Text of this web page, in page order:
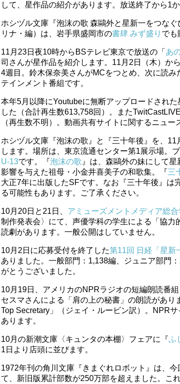
して、星作品の紹介があります。放送終了から1
ホシヅル文庫『泡沫の歌 森鷗外と星新一をつな
リナ・編）は、岩手県盛岡市の書肆 みず盛り でも
11月23日夜10時からBSテレビ東京で放送の「 あ
司さんが星作品を紹介します。11月2日（木）か
4週目。鈴木保奈美さんがMCをつとめ、次に読
テインメント番組です。
本年5月以降にYoutubeに無断アップロードされ
した（合計再生数613,758回）。また
（再生数不明）。動画共有サイトに関するニュー
ホシヅル文庫『泡沫の歌』と『三十年後』を、
します。場所は、東京流通センター第1展示場。
U-13です。『泡沫の歌 』は、森鷗外の妹にして
影響を与えた祖母・小金井喜美子の和歌集。『三
大正7年に出版したSFです。なお『三十年後』は
る可能性もあります。ご了承ください。
10月20日と21日、 アミューズメントメディア総
制作発表会〉にて、声優学科の学生による「協力
読劇があります。一般公開はしていません。
10月2日に応募受付を終了した第11回 日経「星新
ありました。一般部門：1,138編、ジュニア部門
がとうございました。
10月19日、アメリカのNPRラジオの短編朗読番組
セスマさんによる「肩の上の秘書」の朗読があ
Top Secretary」（ジェイ・ルービン訳）。NPRサ
あります。
10月の新潮文庫〈キュンタの本棚〉フェアに『ふ
1日より店頭に並びます。
1972年刊の角川文庫『きまぐれロボット』は、今
て、新旧版累計部数が250万部を超えました。こ